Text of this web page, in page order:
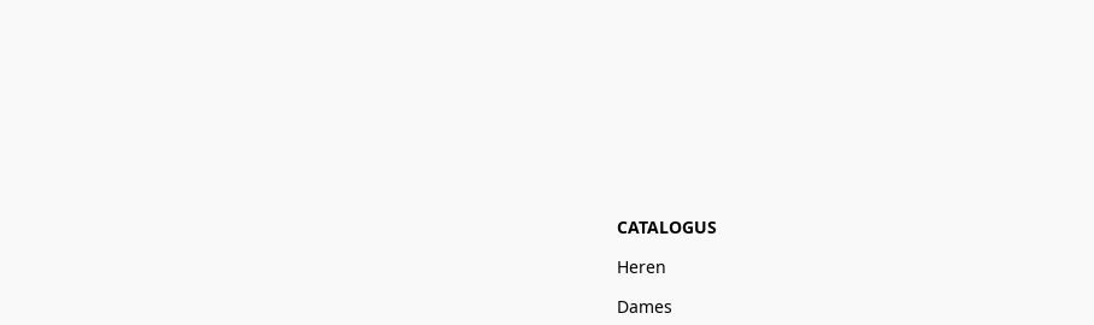
CATALOGUS
Heren
Dames